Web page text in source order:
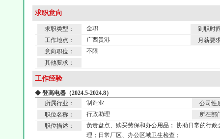
求职意向
求职类型： 全职
到职时
工作地点：
广西贵港
月薪要
意向职位：
不限
其他要求：
工作经验
◆ 登高电器（2024.5-2024.8）
所属行业：
制造业
公司性
职位名称：
行政助理
所在部
职位描述：
负责盘点、购买劳保和办公用品； 协助日常的行
理；日常厂区、办公区域卫生检查；